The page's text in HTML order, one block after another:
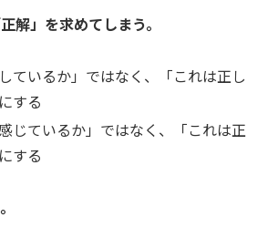
解」を求めてしまう。
ているか」ではなく、「これは正し
する
じているか」ではなく、「これは正
する